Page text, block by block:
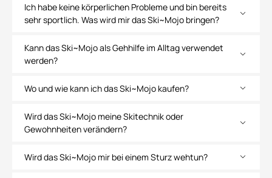
Ich habe keine körperlichen Probleme und bin bereits
sehr sportlich. Was wird mir das Ski~Mojo bringen?
Kann das Ski~Mojo als Gehhilfe im Alltag verwendet
werden?
Wo und wie kann ich das Ski~Mojo kaufen?
Wird das Ski~Mojo meine Skitechnik oder
Gewohnheiten verändern?
Wird das Ski~Mojo mir bei einem Sturz wehtun?